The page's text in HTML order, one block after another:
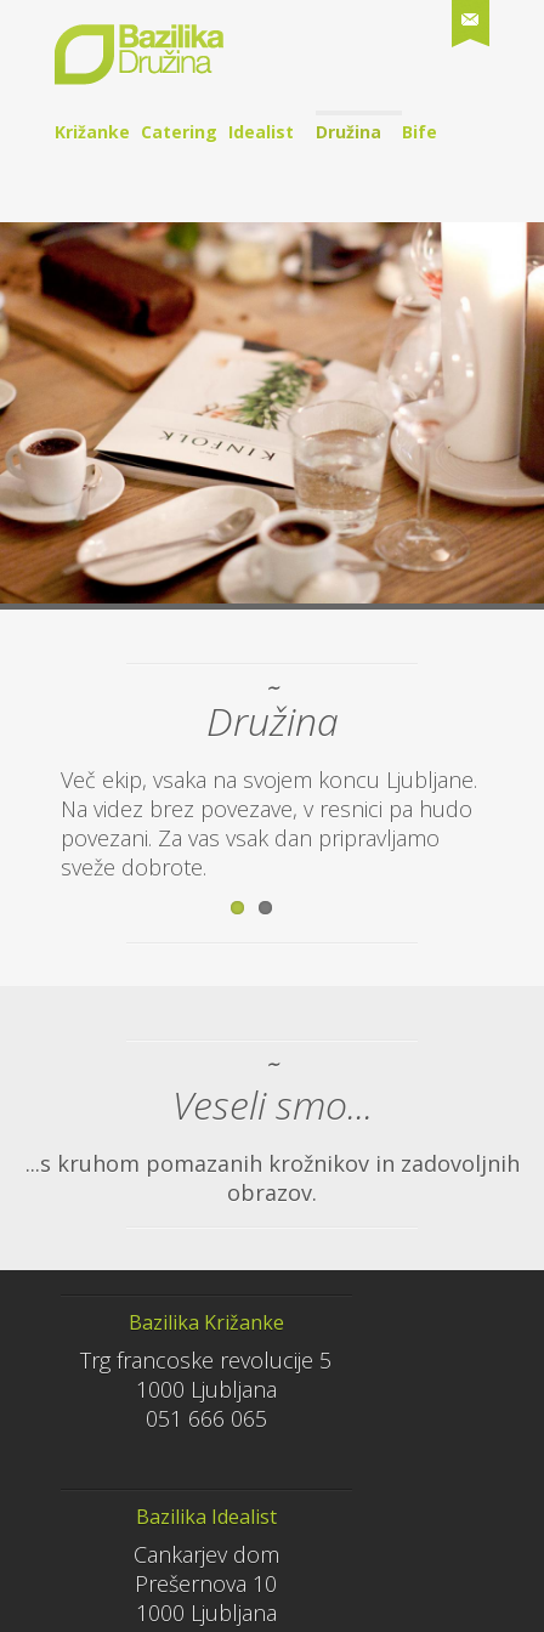
Križanke Catering Idealist Družina Bife
∼
Družina
Več ekip, vsaka na svojem koncu Ljubljane.
Na videz brez povezave, v resnici pa hudo
povezani. Za vas vsak dan pripravljamo
sveže dobrote.
∼
Veseli smo...
...s kruhom pomazanih krožnikov in zadovoljnih
obrazov.
Bazilika Križanke
Trg francoske revolucije 5
1000 Ljubljana
051 666 065
Bazilika Idealist
Cankarjev dom
Prešernova 10
1000 Ljubljana